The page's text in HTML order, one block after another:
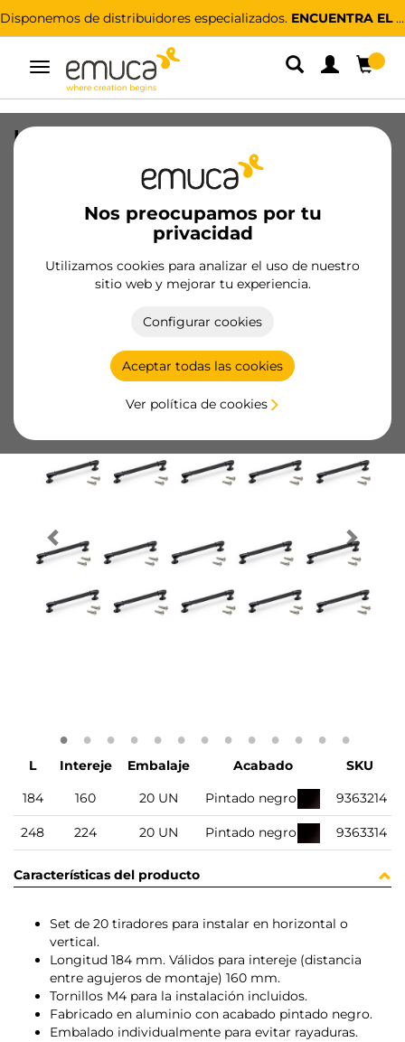
Disponemos de distribuidores especializados. ENCUENTRA EL MÁS CERCANO
Alternar
navegación
Nos preocupamos por tu
privacidad
Utilizamos cookies para analizar el uso de nuestro
sitio web y mejorar tu experiencia.
Configurar cookies
Aceptar todas las cookies
Ver política de cookies
Lote de 20 tiradores para mueble Suez,
L184mm, intereje 160mm, Aluminio,
Pintado negro
9361414/EAN 8432393291567
Hazte cliente
Ficha de producto
L Intereje Embalaje Acabado
SKU
184
160 20 UN Pintado negro 9363214
248 224 20 UN Pintado negro 9363314
Características del producto
Set de 20 tiradores para instalar en horizontal o
vertical.
Longitud 184 mm. Válidos para intereje (distancia
entre agujeros de montaje) 160 mm.
Tornillos M4 para la instalación incluidos.
Fabricado en aluminio con acabado pintado negro.
Embalado individualmente para evitar rayaduras.